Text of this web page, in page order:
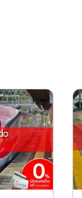
ะ Fuji
พิ่มเติม *
ะช่วงที่
ให้บริการ
ร
งที่นั่งแยก
งนำ